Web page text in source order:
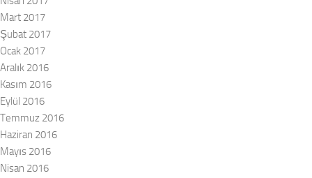
Mart 2017
Şubat 2017
Ocak 2017
Aralık 2016
Kasım 2016
Eylül 2016
Temmuz 2016
Haziran 2016
Mayıs 2016
Nisan 2016